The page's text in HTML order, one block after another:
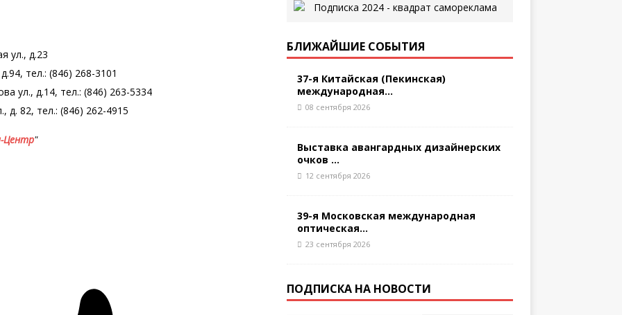
ул., д.23
тел.: (846) 268-3101
ул., д.14, тел.: (846) 263-5334
д. 82, тел.: (846) 262-4915
Центр"
БЛИЖАЙШИЕ СОБЫТИЯ
37-я Китайская (Пекинская)
международная...
08 сентября 2026
Выставка авангардных дизайнерских
очков ...
12 сентября 2026
39-я Московская международная
оптическая...
23 сентября 2026
ПОДПИСКА НА НОВОСТИ